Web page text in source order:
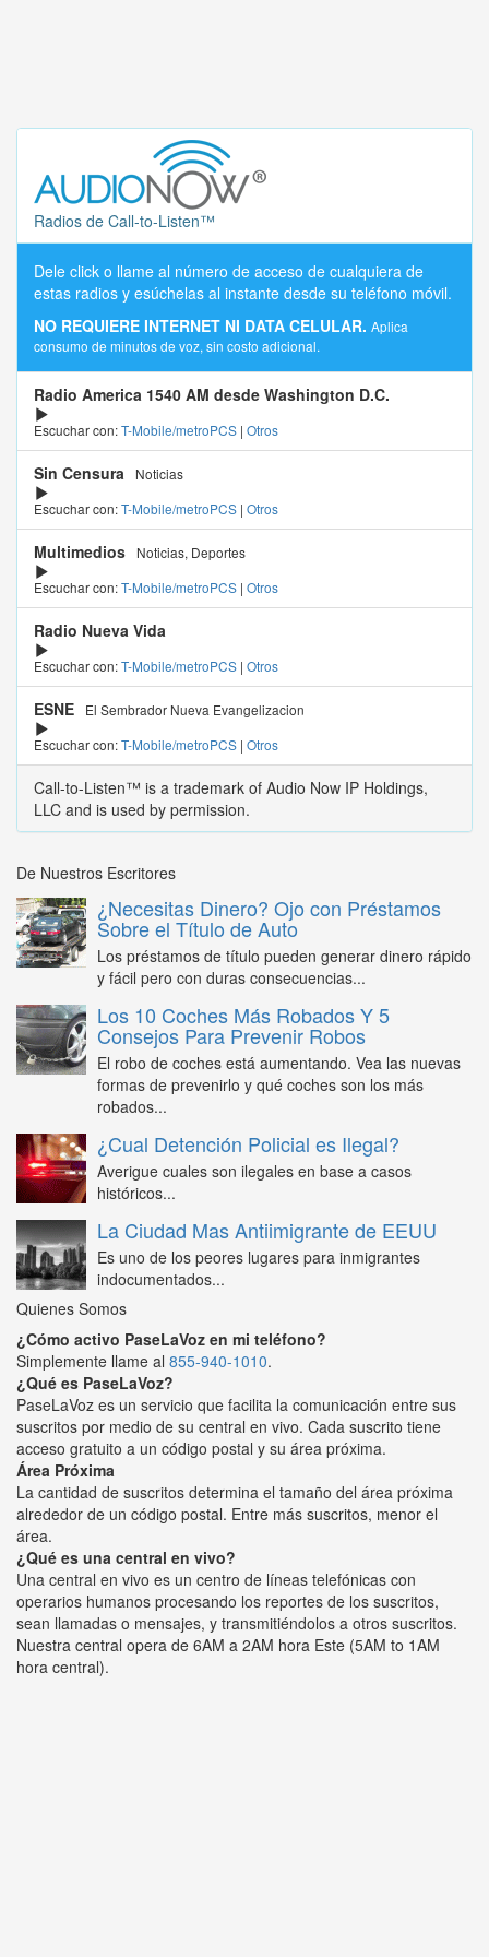
Radios de Call-to-Listen™
Dele click o llame al número de acceso de cualquiera de
estas radios y esúchelas al instante desde su teléfono móvil.
NO REQUIERE INTERNET NI DATA CELULAR. Aplica
consumo de minutos de voz, sin costo adicional.
Radio America 1540 AM desde Washington D.C.
Escuchar con:T-Mobile/metroPCS | Otros
Sin Censura
Noticias
Escuchar con:T-Mobile/metroPCS | Otros
Multimedios
Noticias, Deportes
Escuchar con:T-Mobile/metroPCS | Otros
Radio Nueva Vida
Escuchar con:T-Mobile/metroPCS | Otros
ESNE
El Sembrador Nueva Evangelizacion
Escuchar con:T-Mobile/metroPCS | Otros
Call-to-Listen™ is a trademark of Audio Now IP Holdings,
LLC and is used by permission.
De Nuestros Escritores
¿Necesitas Dinero? Ojo con Préstamos
Sobre el Título de Auto
Los préstamos de título pueden generar dinero rápido
y fácil pero con duras consecuencias...
Los 10 Coches Más Robados Y 5
Consejos Para Prevenir Robos
El robo de coches está aumentando. Vea las nuevas
formas de prevenirlo y qué coches son los más
robados...
¿Cual Detención Policial es Ilegal?
Averigue cuales son ilegales en base a casos
históricos...
La Ciudad Mas Antiimigrante de EEUU
Es uno de los peores lugares para inmigrantes
indocumentados...
Quienes Somos
¿Cómo activo PaseLaVoz en mi teléfono?
Simplemente llame al 855-940-1010.
¿Qué es PaseLaVoz?
PaseLaVoz es un servicio que facilita la comunicación entre sus
suscritos por medio de su central en vivo. Cada suscrito tiene
acceso gratuito a un código postal y su área próxima.
Área Próxima
La cantidad de suscritos determina el tamaño del área próxima
alrededor de un código postal. Entre más suscritos, menor el
área.
¿Qué es una central en vivo?
Una central en vivo es un centro de líneas telefónicas con
operarios humanos procesando los reportes de los suscritos,
sean llamadas o mensajes, y transmitiéndolos a otros suscritos.
Nuestra central opera de 6AM a 2AM hora Este (5AM to 1AM
hora central).